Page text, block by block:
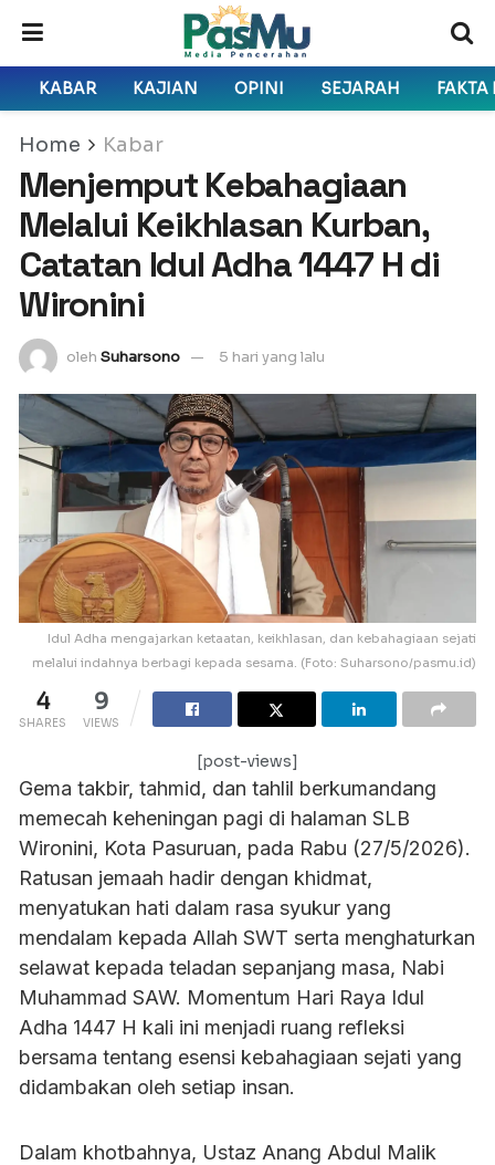
KABAR KAJIAN OPINI SEJARAH FAKTA
Home Kabar
Menjemput Kebahagiaan
Melalui Keikhlasan Kurban,
Catatan Idul Adha 1447 H di
Wironini
oleh Suharsono 5 hari yang lalu
Idul Adha mengajarkan ketaatan, keikhlasan, dan kebahagiaan sejati
melalui indahnya berbagi kepada sesama. (Foto: Suharsono/pasmu.id)
4
SHARES
9
VIEWS
[post-views]
Gema takbir, tahmid, dan tahlil berkumandang
memecah keheningan pagi di halaman SLB
Wironini, Kota Pasuruan, pada Rabu (27/5/2026).
Ratusan jemaah hadir dengan khidmat,
menyatukan hati dalam rasa syukur yang
mendalam kepada Allah SWT serta menghaturkan
selawat kepada teladan sepanjang masa, Nabi
Muhammad SAW. Momentum Hari Raya Idul
Adha 1447 H kali ini menjadi ruang refleksi
bersama tentang esensi kebahagiaan sejati yang
didambakan oleh setiap insan.
Dalam khotbahnya, Ustaz Anang Abdul Malik